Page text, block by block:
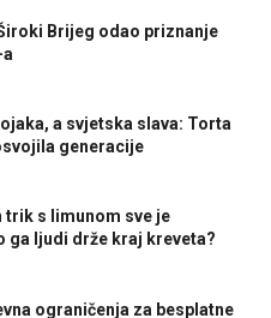
Brijeg odao priznanje
a svjetska slava: Torta
generacije
trik s limunom sve je
ga ljudi drže kraj kreveta?
ograničenja za besplatne